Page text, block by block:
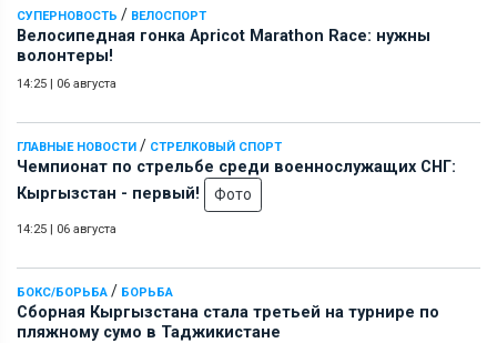
СУПЕРНОВОСТЬ / ВЕЛОСПОРТ
Велосипедная гонка Apricot Marathon Race: нужны
волонтеры!
14:25 | 06 августа
ГЛАВНЫЕ НОВОСТИ / СТРЕЛКОВЫЙ СПОРТ
Чемпионат по стрельбе среди военнослужащих СНГ:
Кыргызстан - первый!
Фото
14:25 | 06 августа
БОКС/БОРЬБА / БОРЬБА
Сборная Кыргызстана стала третьей на турнире по
пляжному сумо в Таджикистане